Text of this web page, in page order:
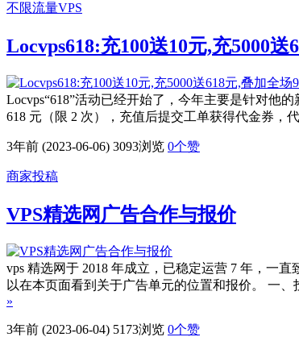
不限流量VPS
Locvps618:充100送10元,充5000
Locvps“618”活动已经开始了，今年主要是针对他
618 元（限 2 次），充值后提交工单获得代金券
3年前 (2023-06-06) 3093浏览 0个赞
商家投稿
VPS精选网广告合作与报价
vps 精选网于 2018 年成立，已稳定运营 7 年，一
以在本页面看到关于广告单元的位置和报价。 一
»
3年前 (2023-06-04) 5173浏览 0个赞